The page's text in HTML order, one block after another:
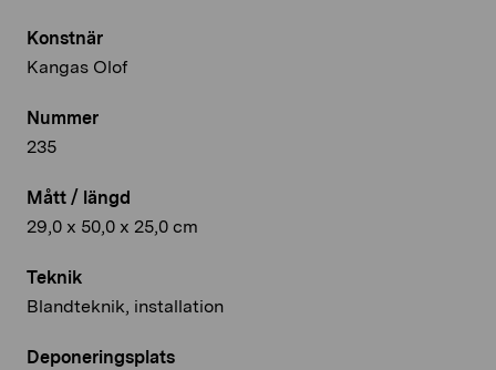
Konstnär
Kangas Olof
Nummer
235
Mått / längd
29,0 x 50,0 x 25,0 cm
Teknik
Blandteknik, installation
Deponeringsplats